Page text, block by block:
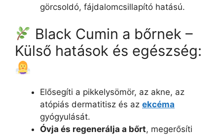
görcsoldó, fájdalomcsillapító hatású.
Black Cumin a bőrnek –
Külső hatások és egészség:
Elősegíti a pikkelysömör, az akne, az
atópiás dermatitisz és az ekcéma
gyógyulását.
Óvja és regenerálja a bőrt, megerősíti